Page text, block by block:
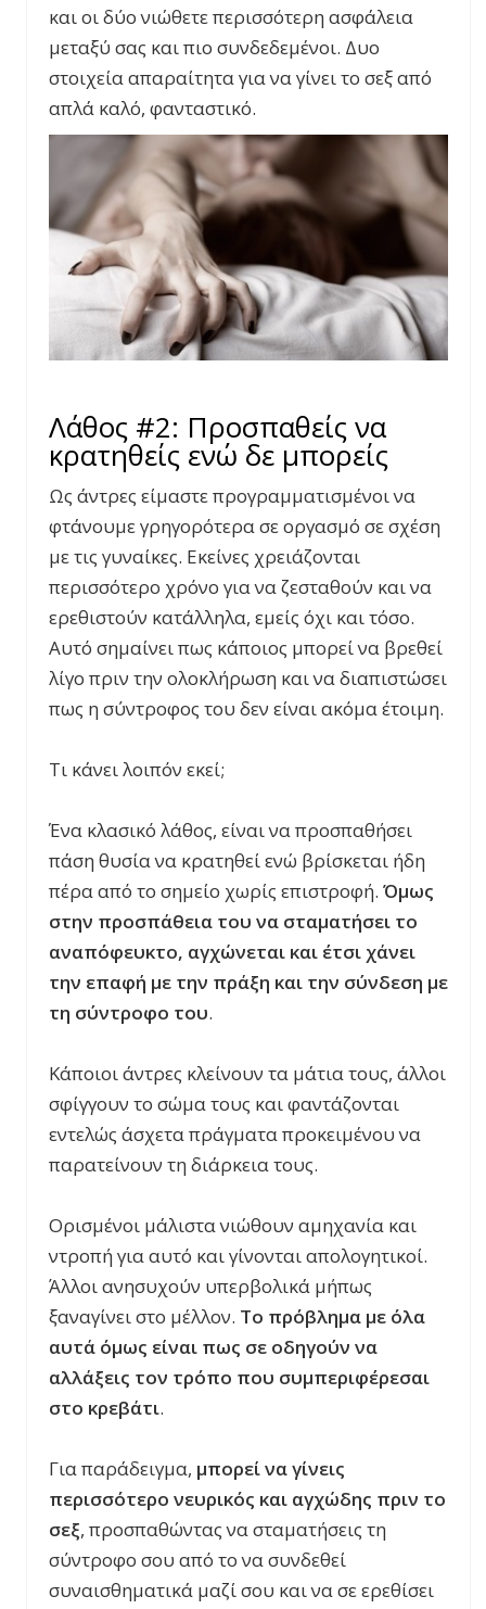
και οι δύο νιώθετε περισσότερη ασφάλεια
μεταξύ σας και πιο συνδεδεμένοι. Δυο
στοιχεία απαραίτητα για να γίνει το σεξ από
απλά καλό, φανταστικό.
Λάθος #2: Προσπαθείς να
κρατηθείς ενώ δε μπορείς
Ως άντρες είμαστε προγραμματισμένοι να
φτάνουμε γρηγορότερα σε οργασμό σε σχέση
με τις γυναίκες. Εκείνες χρειάζονται
περισσότερο χρόνο για να ζεσταθούν και να
ερεθιστούν κατάλληλα, εμείς όχι και τόσο.
Αυτό σημαίνει πως κάποιος μπορεί να βρεθεί
λίγο πριν την ολοκλήρωση και να διαπιστώσει
πως η σύντροφος του δεν είναι ακόμα έτοιμη.
Τι κάνει λοιπόν εκεί;
Ένα κλασικό λάθος, είναι να προσπαθήσει
πάση θυσία να κρατηθεί ενώ βρίσκεται ήδη
πέρα από το σημείο χωρίς επιστροφή. Όμως
στην προσπάθεια του να σταματήσει το
αναπόφευκτο, αγχώνεται και έτσι χάνει
την επαφή με την πράξη και την σύνδεση με
τη σύντροφο του.
Κάποιοι άντρες κλείνουν τα μάτια τους, άλλοι
σφίγγουν το σώμα τους και φαντάζονται
εντελώς άσχετα πράγματα προκειμένου να
παρατείνουν τη διάρκεια τους.
Ορισμένοι μάλιστα νιώθουν αμηχανία και
ντροπή για αυτό και γίνονται απολογητικοί.
Άλλοι ανησυχούν υπερβολικά μήπως
ξαναγίνει στο μέλλον. Το πρόβλημα με όλα
αυτά όμως είναι πως σε οδηγούν να
αλλάξεις τον τρόπο που συμπεριφέρεσαι
στο κρεβάτι.
Για παράδειγμα, μπορεί να γίνεις
περισσότερο νευρικός και αγχώδης πριν το
σεξ, προσπαθώντας να σταματήσεις τη
σύντροφο σου από το να συνδεθεί
συναισθηματικά μαζί σου και να σε ερεθίσει